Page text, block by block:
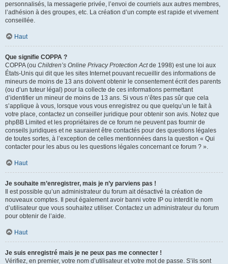
personnalisés, la messagerie privée, l’envoi de courriels aux autres membres,
l’adhésion à des groupes, etc. La création d’un compte est rapide et vivement
conseillée.
Haut
Que signifie COPPA ?
COPPA (ou Children’s Online Privacy Protection Actde 1998) est une loi aux
États-Unis qui dit que les sites Internet pouvant recueillir des informations de
mineurs de moins de 13 ans doivent obtenir le consentement écrit des parents
(ou d’un tuteur légal) pour la collecte de ces informations permettant
d’identifier un mineur de moins de 13 ans. Si vous n’êtes pas sûr que cela
s’applique à vous, lorsque vous vous enregistrez ou que quelqu’un le fait à
votre place, contactez un conseiller juridique pour obtenir son avis. Notez que
phpBB Limited et les propriétaires de ce forum ne peuvent pas fournir de
conseils juridiques et ne sauraient être contactés pour des questions légales
de toutes sortes, à l’exception de celles mentionnées dans la question « Qui
contacter pour les abus ou les questions légales concernant ce forum ? ».
Haut
Je souhaite m’enregistrer, mais je n’y parviens pas !
Il est possible qu’un administrateur du forum ait désactivé la création de
nouveaux comptes. Il peut également avoir banni votre IP ou interdit le nom
d’utilisateur que vous souhaitez utiliser. Contactez un administrateur du forum
pour obtenir de l’aide.
Haut
Je suis enregistré mais je ne peux pas me connecter !
Vérifiez, en premier, votre nom d’utilisateur et votre mot de passe. S’ils sont